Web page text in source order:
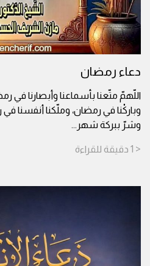
دعاء رمضان
اللّهمّ متّعنا بأسماعنا وأبصارنا في
وباركْنا في رمضان، وملّكنا أنفسنا
وشرّ ببركة شهر ...
< 1 دقيقة للقراءة